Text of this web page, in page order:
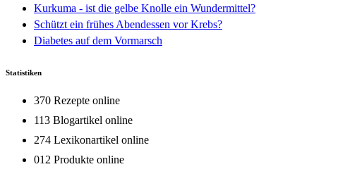
Kurkuma - ist die gelbe Knolle ein Wundermittel?
Schützt ein frühes Abendessen vor Krebs?
Diabetes auf dem Vormarsch
Statistiken
370 Rezepte online
113 Blogartikel online
274 Lexikonartikel online
012 Produkte online